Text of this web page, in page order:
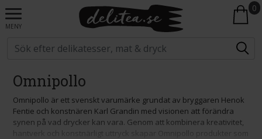
MENY
0
Omnipollo
Omnipollo är ett svenskt varumärke grundat av bryggaren Henok
Fentie och konstnären Karl Grandin med visionen att förändra
synen på vad drycker kan vara. Genom att kombinera kreativitet,
hantverk och konstnärligt uttryck skapar Omnipollo produkter som